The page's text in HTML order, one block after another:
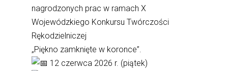
nagrodzonych prac w ramach X
Wojewódzkiego Konkursu Twórczości
Rękodzielniczej
„Piękno zamknięte w koronce”.
12 czerwca 2026 r. (piątek)